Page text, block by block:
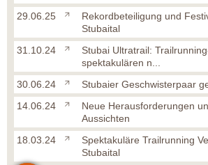
29.06.25
Rekordbeteiligung und
Stubaital
31.10.24
Stubai Ultratrail:
spektakulären n...
30.06.24
Stubaier Geschwisterpaar
14.06.24
Neue Herausforderungen
Aussichten
18.03.24
Spektakuläre Trailrunning
Stubaital